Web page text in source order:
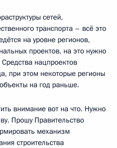
сетей,
транспорта – всё это
на уровне регионов,
проектов, на это нужно
нацпроектов
при этом некоторые регионы
на год раньше.
внимание вот на что. Нужно
Прошу Правительство
механизм
строительства